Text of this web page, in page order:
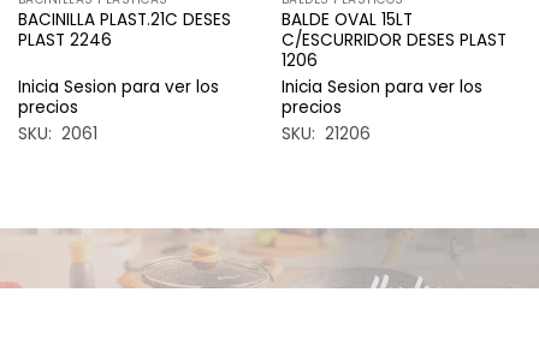
BACINILLA PLAST.21C DESES
PLAST 2246
Inicia Sesion para ver los
precios
SKU: 2061
BALDE OVAL 15LT
C/ESCURRIDOR DESES PLAST
1206
Inicia Sesion para ver los
precios
SKU: 21206